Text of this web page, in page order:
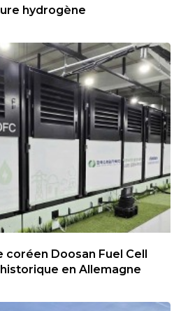
hydrogène
coréen Doosan Fuel Cell
en Allemagne